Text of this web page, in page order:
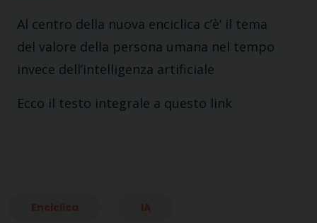
Al centro della nuova enciclica c’è’ il tema
del valore della persona umana nel tempo
invece dell’intelligenza artificiale
Ecco il testo integrale a questo link
Enciclica IA